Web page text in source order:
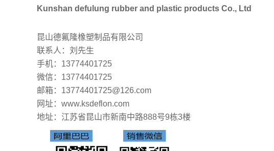
Kunshan defulung rubber and plastic products Co., Ltd
昆山德氟隆橡塑制品有限公司
联系人：刘先生
手机：13774401725
微信：13774401725
邮箱：13774401725@126.com
网址：www.ksdeflon.com
地址： 江苏省昆山市新南中路888号9栋3楼